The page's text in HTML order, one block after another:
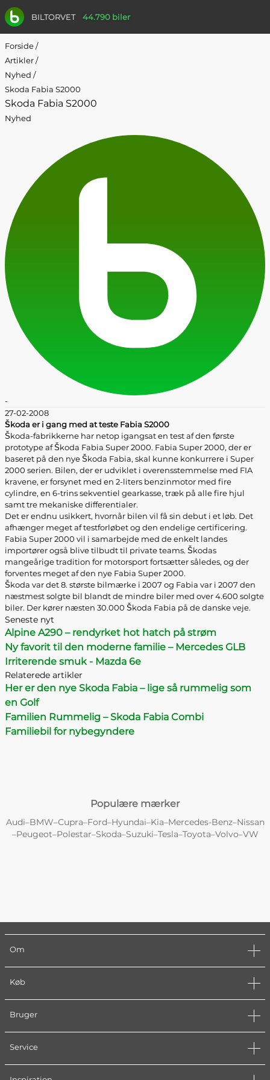
BILTORVET 44.790 biler
Forside/
Artikler/
Nyhed /
Skoda Fabia S2000
Skoda Fabia S2000
Nyhed
-
27-02-2008
Škoda er i gang med at teste Fabia S2000
Škoda-fabrikkerne har netop igangsat en test af den første
prototype af Škoda Fabia Super 2000. Fabia Super 2000, der er
baseret på den nye Škoda Fabia, skal kunne konkurrere i Super
2000 serien. Bilen, der er udviklet i overensstemmelse med FIA
kravene, er forsynet med en 2-liters benzinmotor med fire
cylindre, en 6-trins sekventiel gearkasse, træk på alle fire hjul
samt tre mekaniske differentialer.
Det er endnu usikkert, hvornår bilen vil få sin debut i et løb. Det
afhænger meget af testforløbet og den endelige certificering.
Fabia Super 2000 vil i samarbejde med de enkelt landes
importører også blive tilbudt til private teams. Škodas
mangeårige tradition for motorsport fortsætter således, og der
forventes meget af den nye Fabia Super 2000.
Škoda var det 8. største bilmærke i 2007 og Fabia var i 2007 den
næstmest solgte bil blandt de mindre biler med over 4.600 solgte
biler. Der kører næsten 30.000 Škoda Fabia på de danske veje.
Seneste nyt
Alpine A290 – rendyrket hot hatch på strøm
Ny favorit til den moderne familie – Mercedes GLB
Irriterende smuk - Mazda 6e
Relaterede artikler
Her er den nye Skoda Fabia – lige så rummelig som
en Golf
Familien Rummelig – Skoda Fabia Combi
Familiebil for nybegyndere
Populære mærker
Audi–BMW–Cupra–Ford–Hyundai–Kia–Mercedes-Benz–Nissan
–Peugeot–Polestar–Skoda–Suzuki–Tesla–Toyota–Volvo–VW
Om
Køb
Bruger
Service